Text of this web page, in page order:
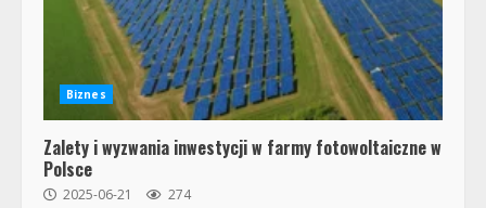
Biznes
Zalety i wyzwania inwestycji w farmy fotowoltaiczne w
Polsce
2025-06-21 274